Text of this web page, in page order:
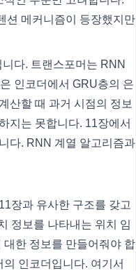
션 메커니즘이 등장했지만
다. 트랜스포머는 RNN
인코더에서 GRU층의 은
산할 때 과거 시점의 정보
지는 못합니다. 11장에서
다. RNN 계열 알고리즘과
장과 유사한 구조를 갖고
정보를 나타내는 위치 임
한 정보를 만들어줘야 합
인코더입니다. 여기서